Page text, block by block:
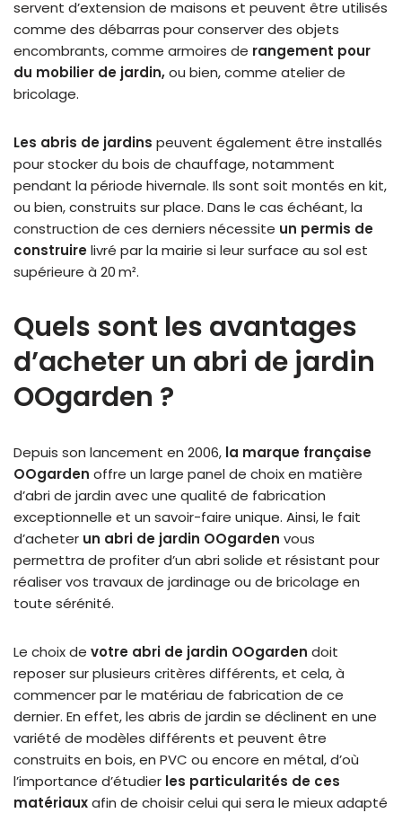
servent d’extension de maisons et peuvent être utilisés
comme des débarras pour conserver des objets
encombrants, comme armoires de rangement pour
du mobilier de jardin,ou bien, comme atelier de
bricolage.
Les abris de jardins peuvent également être installés
pour stocker du bois de chauffage, notamment
pendant la période hivernale. Ils sont soit montés en kit,
ou bien, construits sur place. Dans le cas échéant, la
construction de ces derniers nécessite un permis de
construirelivré par la mairie si leur surface au sol est
supérieure à 20 m².
Quels sont les avantages
d’acheter un abri de jardin
OOgarden ?
Depuis son lancement en 2006, la marque française
OOgarden offre un large panel de choix en matière
d’abri de jardin avec une qualité de fabrication
exceptionnelle et un savoir-faire unique. Ainsi, le fait
d’acheter un abri de jardin OOgarden vous
permettra de profiter d’un abri solide et résistant pour
réaliser vos travaux de jardinage ou de bricolage en
toute sérénité.
Le choix de votre abri de jardin OOgarden doit
reposer sur plusieurs critères différents, et cela, à
commencer par le matériau de fabrication de ce
dernier. En effet, les abris de jardin se déclinent en une
variété de modèles différents et peuvent être
construits en bois, en PVC ou encore en métal, d’où
l’importance d’étudier les particularités de ces
matériauxafin de choisir celui qui sera le mieux adapté